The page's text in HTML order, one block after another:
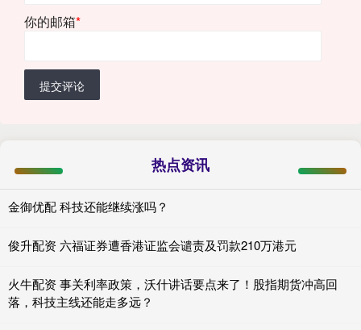
你的邮箱*
提交评论
热点资讯
金御优配 科技还能继续涨吗？
俊升配资 六福证券遭香港证监会谴责及罚款210万港元
火牛配资 事关利率政策，沃什讲话要点来了！股指期货冲高回
落，科技主线还能走多远？